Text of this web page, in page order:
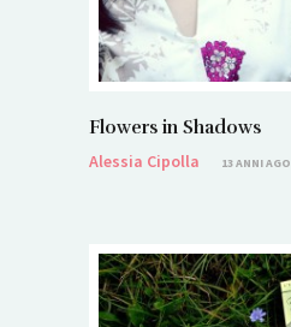
Flowers in Shadows
Alessia Cipolla
13 ANNI AGO